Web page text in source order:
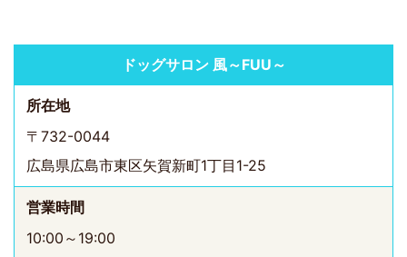
ドッグサロン 風～FUU～
所在地
〒732-0044
広島県広島市東区矢賀新町1丁目1-25
営業時間
10:00～19:00